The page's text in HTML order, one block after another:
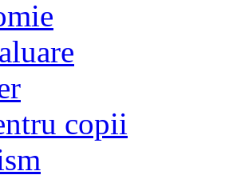
copii